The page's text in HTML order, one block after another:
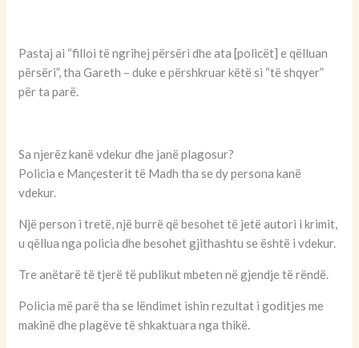
Pastaj ai “filloi të ngrihej përsëri dhe ata [policët] e qëlluan
përsëri”, tha Gareth – duke e përshkruar këtë si “të shqyer”
për ta parë.
Sa njerëz kanë vdekur dhe janë plagosur?
Policia e Mançesterit të Madh tha se dy persona kanë
vdekur.
Një person i tretë, një burrë që besohet të jetë autori i krimit,
u qëllua nga policia dhe besohet gjithashtu se është i vdekur.
Tre anëtarë të tjerë të publikut mbeten në gjendje të rëndë.
Policia më parë tha se lëndimet ishin rezultat i goditjes me
makinë dhe plagëve të shkaktuara nga thikë.